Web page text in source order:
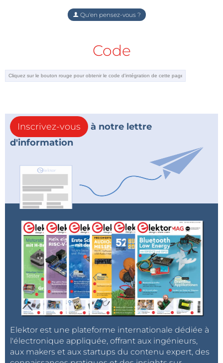
Qu'en pensez-vous ?
Code
Inscrivez-vous
à notre lettre
d'information
Elektor est une plateforme internationale dédiée à
l'électronique appliquée, offrant aux ingénieurs,
aux makers et aux startups du contenu expert, des